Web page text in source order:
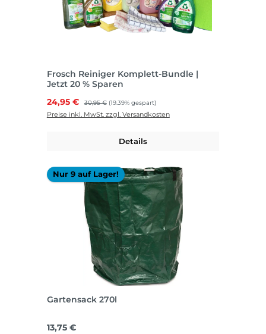
Frosch Reiniger Komplett-Bundle |
Jetzt 20 % Sparen
Verkaufspreis:
24,95 € Regulärer Preis:
30,95 € (19.39% gespart)
Preise inkl. MwSt. zzgl. Versandkosten
Details
Nur 9 auf Lager!
Gartensack 270l
Regulärer Preis:
13,75 €